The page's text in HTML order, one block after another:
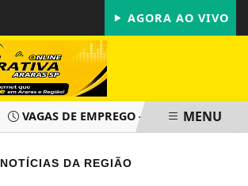
AGORA AO VIVO
VAGAS DE EMPREGO - PAT ARARAS SP -
MENU
NOTÍCIAS DA REGIÃO